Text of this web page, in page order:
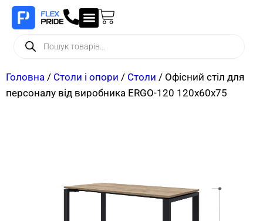
Головна / Столи і опори / Столи / Офісний стіл для
персоналу від виробника ERGO-120 120х60х75